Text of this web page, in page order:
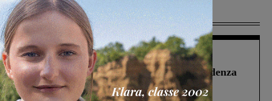
Più lette
Figline Incisa Valdarno 1 Agosto 2026
Piscina di Figline finanziata oltre la scadenza
Pnrr, il gruppo di Fratelli d’Italia: “Un
ringraziamento al Governo”